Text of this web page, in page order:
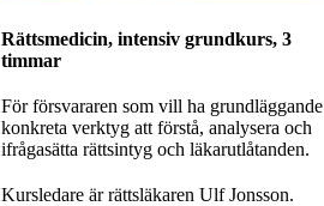
Rättsmedicin, intensiv grundkurs, 3
timmar
För försvararen som vill ha grundläggande
konkreta verktyg att förstå, analysera och
ifrågasätta rättsintyg och läkarutlåtanden.
Kursledare är rättsläkaren Ulf Jonsson.